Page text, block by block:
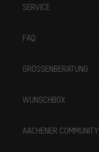
SERVICE
FAQ
GRÖSSENBERATUNG
WUNSCHBOX
AACHENER COMMUNITY